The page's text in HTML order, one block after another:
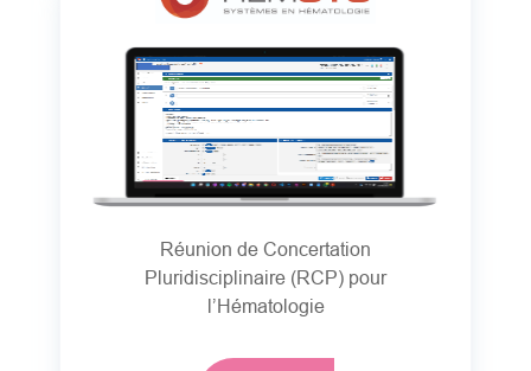
Réunion de Concertation
Pluridisciplinaire (RCP) pour
l’Hématologie